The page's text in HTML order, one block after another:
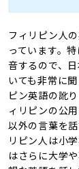
フィリピン人
っています。
音するので、
いても非常に
ピン英語の訛
ィリピンの公
以外の言葉を
リピン人は小
はさらに大学